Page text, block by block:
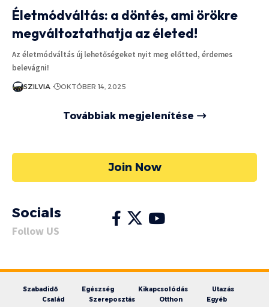
Életmódváltás: a döntés, ami örökre
megváltoztathatja az életed!
Az életmódváltás új lehetőségeket nyit meg előtted, érdemes
belevágni!
SZILVIA OKTÓBER 14, 2025
Továbbiak megjelenítése
Join Now
Socials
Follow US
Szabadidő Egészség Kikapcsolódás
Utazás
Család
Szereposztás Otthon Egyéb